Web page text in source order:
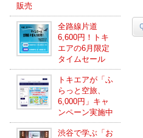
販売
全路線片道
6,600円！トキ
エアの6月限定
タイムセール
トキエアが「ふ
らっと空旅、
6,000円」キャ
ンペーン実施中
渋谷で学ぶ「お